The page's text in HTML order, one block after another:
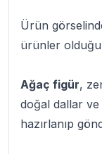
Ürün
ürünler olduğu
Ağaç figür,
doğal dallar ve
hazırlanıp